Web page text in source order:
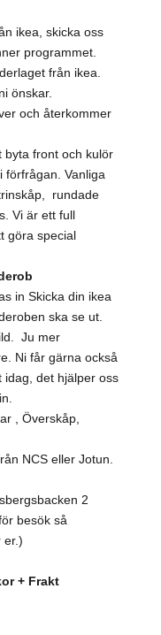
ikea, skicka oss
programmet.
från ikea.
önskar.
och återkommer
byta front och kulör
förfrågan. Vanliga
rundade
Vi är ett full
göra special
in Skicka din ikea
ska se ut.
Ju mer
Ni får gärna också
idag, det hjälper oss
, Överskåp,
NCS eller Jotun.
2
besök så
er.)
+ Frakt